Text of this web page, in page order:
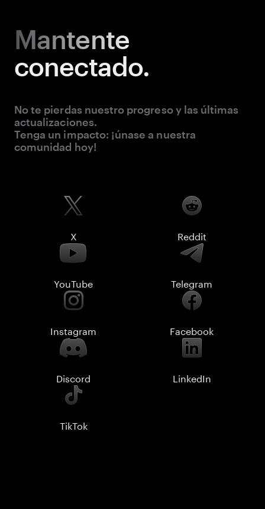
Mantente
conectado.
No te pierdas nuestro progreso y las últimas
actualizaciones.
Tenga un impacto: ¡únase a nuestra
comunidad hoy!
X Reddit
YouTube Telegram
Instagram Facebook
Discord LinkedIn
TikTok